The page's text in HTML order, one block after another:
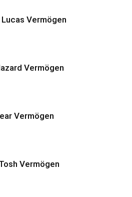
Vermögen
Vermögen
Vermögen
Vermögen